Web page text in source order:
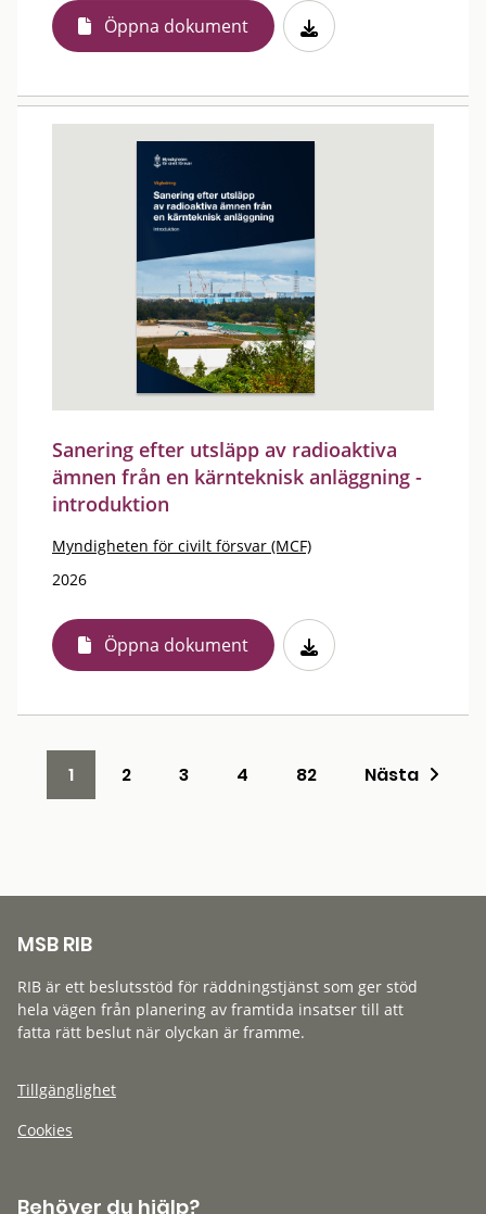
Öppna dokument
Sanering efter utsläpp av radioaktiva
ämnen från en kärnteknisk anläggning -
introduktion
Myndigheten för civilt försvar (MCF)
2026
Öppna dokument
1 2 3 4 82 Nästa
MSB RIB
RIB är ett beslutsstöd för räddningstjänst som ger stöd
hela vägen från planering av framtida insatser till att
fatta rätt beslut när olyckan är framme.
Tillgänglighet
Cookies
Behöver du hjälp?